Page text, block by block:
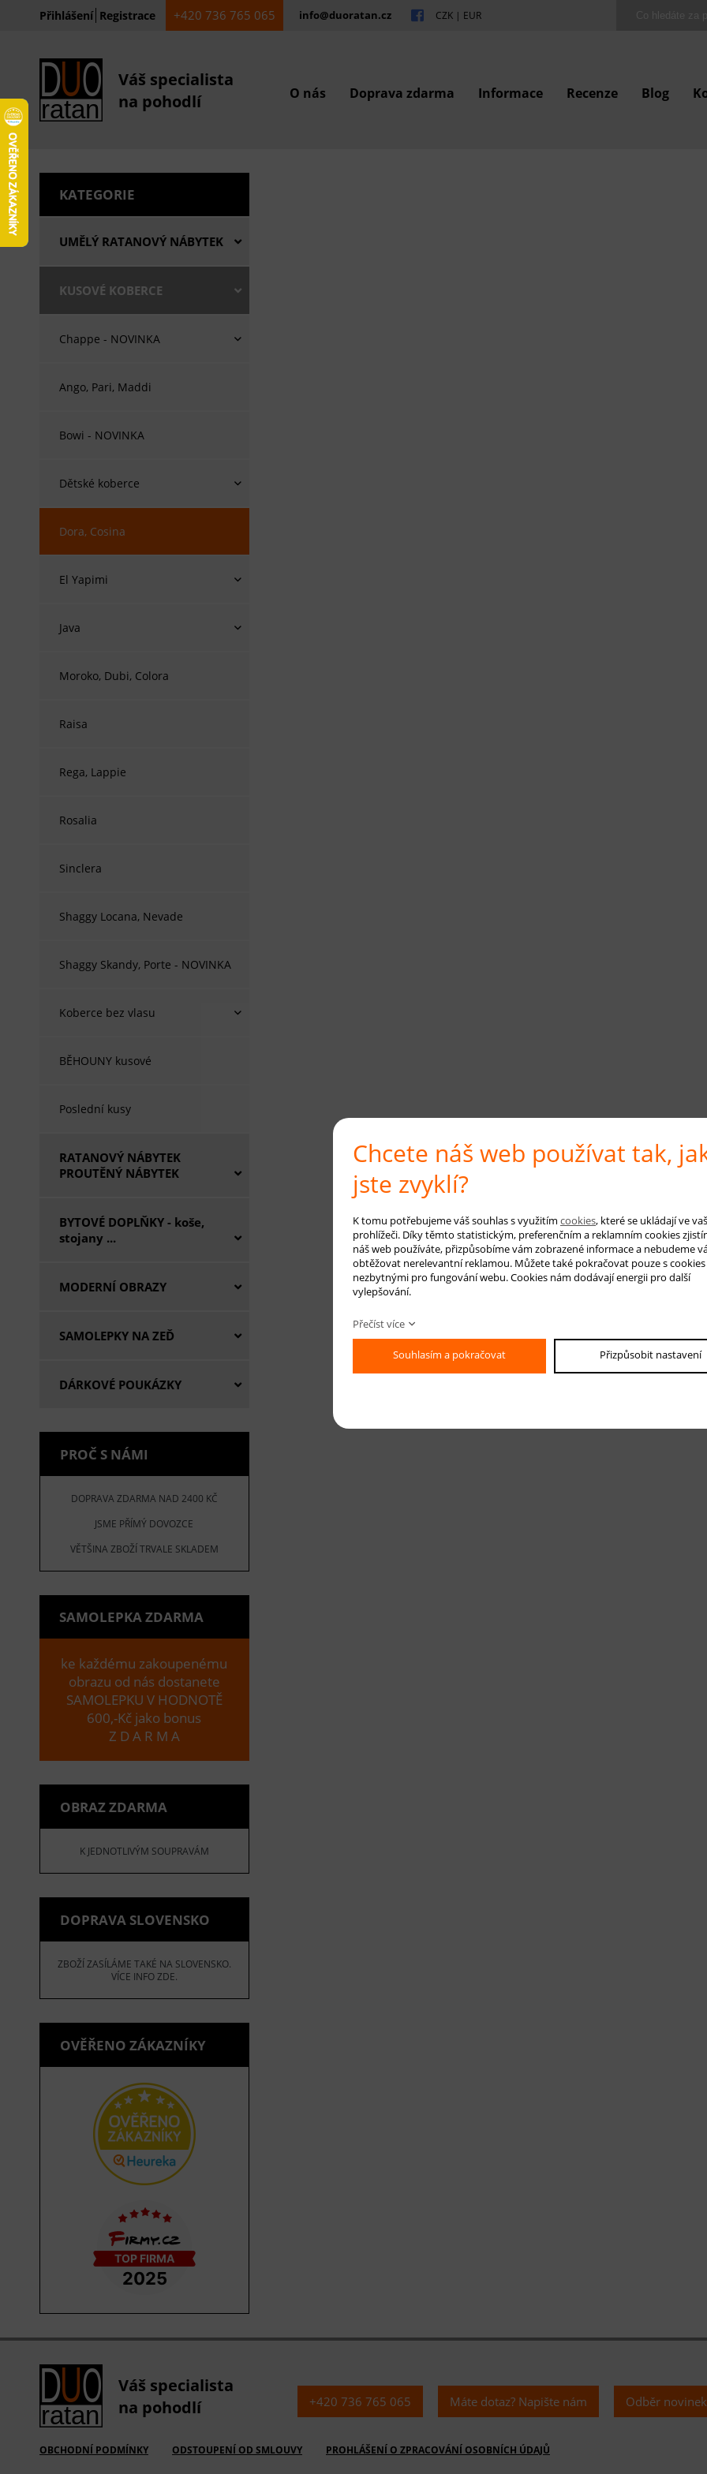
Přihlášení Registrace +420 736 765 065 info@duoratan.cz CZK | EUR
Váš specialista
na pohodlí
O nás Doprava zdarma Informace Recenze Blog
KATEGORIE
UMĚLÝ RATANOVÝ NÁBYTEK
KUSOVÉ KOBERCE
Chappe - NOVINKA
Ango, Pari, Maddi
Bowi - NOVINKA
Dětské koberce
Dora, Cosina
El Yapimi
Java
Moroko, Dubi, Colora
Raisa
Rega, Lappie
Rosalia
Sinclera
Shaggy Locana, Nevade
Shaggy Skandy, Porte - NOVINKA
Koberce bez vlasu
BĚHOUNY kusové
Poslední kusy
RATANOVÝ NÁBYTEK
PROUTĚNÝ NÁBYTEK
BYTOVÉ DOPLŇKY - koše,
stojany ...
MODERNÍ OBRAZY
SAMOLEPKY NA ZEĎ
DÁRKOVÉ POUKÁZKY
PROČ S NÁMI
DOPRAVA ZDARMA NAD 2400 KČ
JSME PŘÍMÝ DOVOZCE
VĚTŠINA ZBOŽÍ TRVALE SKLADEM
SAMOLEPKA ZDARMA
ke každému zakoupenému
obrazu od nás dostanete
SAMOLEPKU V HODNOTĚ
600,-Kč jako bonus
Z D A R M A
OBRAZ ZDARMA
K JEDNOTLIVÝM SOUPRAVÁM
DOPRAVA SLOVENSKO
ZBOŽÍ ZASÍLÁME TAKÉ NA SLOVENSKO.
VÍCE INFO ZDE.
OVĚŘENO ZÁKAZNÍKY
Váš specialista
na pohodlí
OBCHODNÍ PODMÍNKY ODSTOUPENÍ OD SMLOUVY PROHLÁŠENÍ O ZPRACOVÁNÍ OSOBNÍCH ÚDAJŮ
+420 736 765 065 Máte dotaz? Napište nám Odběr novinek
Chcete náš web používat tak,
jste zvyklí?
K tomu potřebujeme váš souhlas s využitím cookies, které se ukládají ve
prohlížeči. Díky těmto statistickým, preferenčním a reklamním cookies
náš web používáte, přizpůsobíme vám zobrazené informace a nebudeme
obtěžovat nerelevantní reklamou. Můžete také pokračovat pouze s cookies
nezbytnými pro fungování webu. Cookies nám dodávají energii pro další
vylepšování.
Přečíst více
Souhlasím a pokračovat Přizpůsobit nastavení